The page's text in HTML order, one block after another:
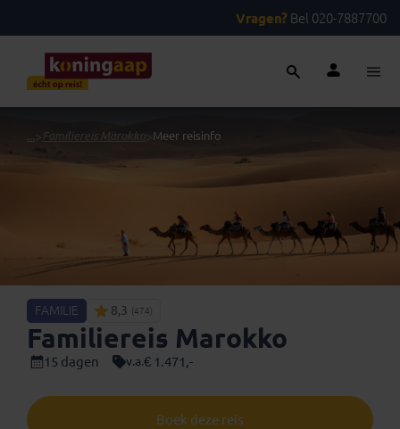
Vragen? Bel 020-7887700
> Familiereis Marokko >Meer reisinfo
FAMILIE 8,3 (474)
Familiereis Marokko
15 dagen v.a.€ 1.471,-
Boek deze reis